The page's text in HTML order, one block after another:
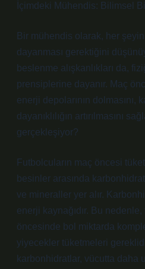
İçimdeki Mühendis: Bilimsel
Bir mühendis olarak, her şeyin
dayanması gerektiğini
beslenme alışkanlıkları da,
prensiplerine dayanır. Maç
enerji depolarının dolmasını,
dayanıklılığın artırılmasını
gerçekleşiyor?
Futbolcuların maç öncesi
besinler arasında
ve mineraller yer alır.
enerji kaynağıdır. Bu
öncesinde bol miktarda
yiyecekler tüketmeleri
karbonhidratlar, vücutta daha